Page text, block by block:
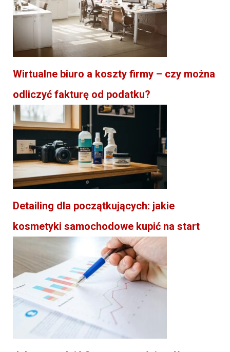
Wirtualne biuro a koszty firmy – czy można
odliczyć fakturę od podatku?
Detailing dla początkujących: jakie
kosmetyki samochodowe kupić na start